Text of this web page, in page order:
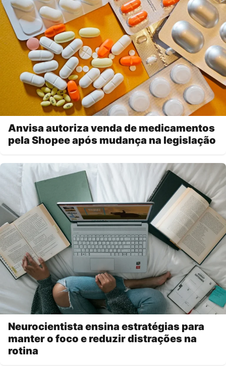
Anvisa autoriza venda de medicamentos
pela Shopee após mudança na legislação
Neurocientista ensina estratégias para
manter o foco e reduzir distrações na
rotina